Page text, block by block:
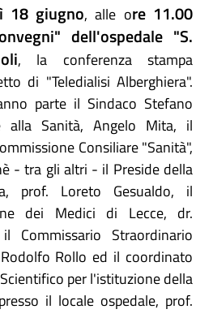
18 giugno, alle ore 11.00
dell'ospedale "S.
, la conferenza stampa
di "Teledialisi Alberghiera".
parte il Sindaco Stefano
alla Sanità, Angelo Mita, il
Consiliare "Sanità",
- tra gli altri - il Preside della
prof. Loreto Gesualdo, il
dei Medici di Lecce, dr.
Commissario Straordinario
Rollo ed il coordinato
per l'istituzione della
il locale ospedale, prof.